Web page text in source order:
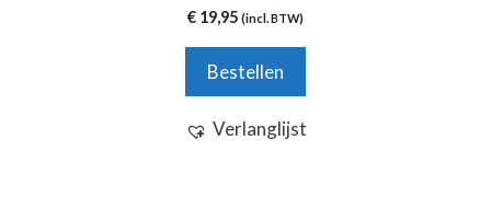
0
v
5
€ 19,95 (incl. BTW)
Bestellen
Verlanglijst